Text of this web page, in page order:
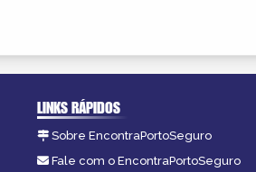
LINKS RÁPIDOS
Sobre EncontraPortoSeguro
Fale com o EncontraPortoSeguro